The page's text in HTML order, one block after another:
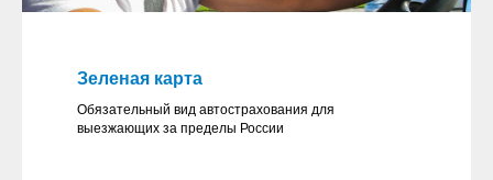
Зеленая карта
Обязательный вид автострахования для
выезжающих за пределы России